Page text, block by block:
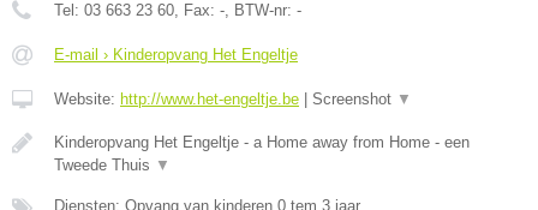
Tel: 03 663 23 60, Fax: -, BTW-nr: -
E-mail › Kinderopvang Het Engeltje
Website: http://www.het-engeltje.be Screenshot ▼
Kinderopvang Het Engeltje - a Home away from Home - een
Tweede Thuis ▼
Diensten: Opvang van kinderen 0 tem 3 jaar